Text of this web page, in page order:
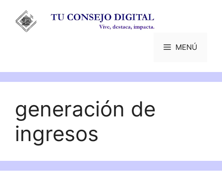
contenido
MENÚ
generación de
ingresos